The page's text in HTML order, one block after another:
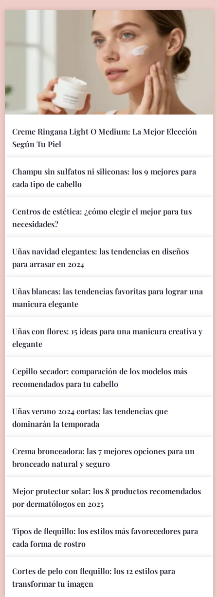
Creme Ringana Light O Medium: La Mejor Elección
Según Tu Piel
Champu sin sulfatos ni siliconas: los 9 mejores para
cada tipo de cabello
Centros de estética: ¿cómo elegir el mejor para tus
necesidades?
Uñas navidad elegantes: las tendencias en diseños
para arrasar en 2024
Uñas blancas: las tendencias favoritas para lograr una
manicura elegante
Uñas con flores: 15 ideas para una manicura creativa y
elegante
Cepillo secador: comparación de los modelos más
recomendados para tu cabello
Uñas verano 2024 cortas: las tendencias que
dominarán la temporada
Crema bronceadora: las 7 mejores opciones para un
bronceado natural y seguro
Mejor protector solar: los 8 productos recomendados
por dermatólogos en 2025
Tipos de flequillo: los estilos más favorecedores para
cada forma de rostro
Cortes de pelo con flequillo: los 12 estilos para
transformar tu imagen